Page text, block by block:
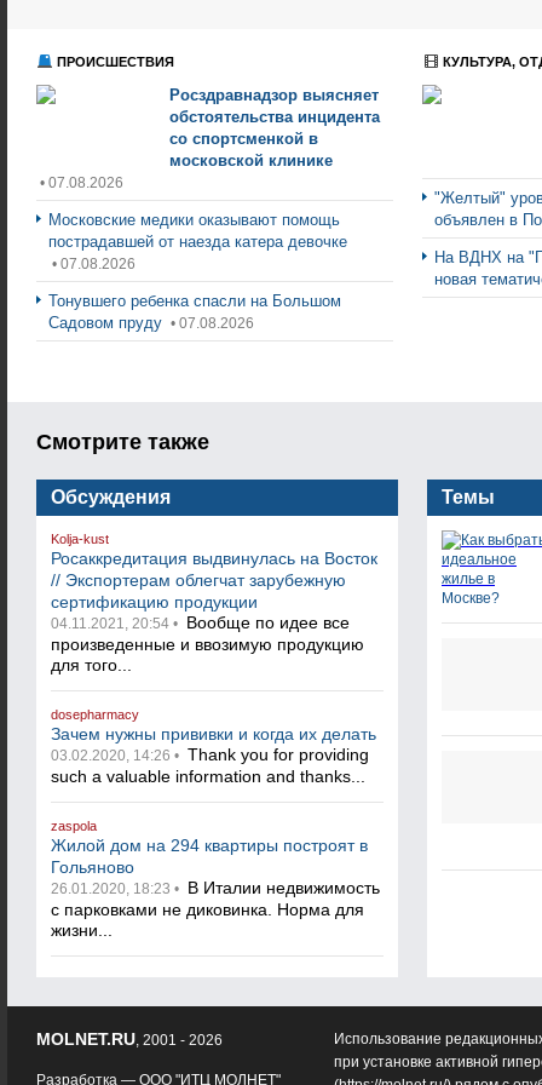
ПРОИСШЕСТВИЯ
Росздравнадзор выясняет
обстоятельства инцидента
со спортсменкой в
московской клинике
• 07.08.2026
Московские медики оказывают помощь
пострадавшей от наезда катера девочке
• 07.08.2026
Тонувшего ребенка спасли на Большом
Садовом пруду • 07.08.2026
КУЛЬТУРА,
"Желтый"
объявлен в
На ВДНХ на
новая
Смотрите также
Обсуждения
Kolja-kust
Росаккредитация выдвинулась на Восток
// Экспортерам облегчат зарубежную
сертификацию продукции
04.11.2021, 20:54 • Вообще по идее все
произведенные и ввозимую продукцию
для того...
dosepharmacy
Зачем нужны прививки и когда их делать
03.02.2020, 14:26 • Thank you for providing
such a valuable information and thanks...
zaspola
Жилой дом на 294 квартиры построят в
Гольяново
26.01.2020, 18:23 • В Италии недвижимость
с парковками не диковинка. Норма для
жизни...
Темы
Использование
при установке активной
MOLNET.RU, 2001 - 2026
Разработка — ООО "ИТЦ МОЛНЕТ"